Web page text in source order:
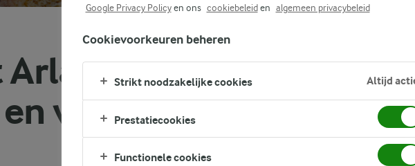
lekker,
vol inspiratie
Google Privacy Policyen ons cookiebeleiden algemeen privacybeleid
Cookievoorkeuren beheren
Strikt noodzakelijke cookies Altijd
Prestatiecookies
Functionele cookies